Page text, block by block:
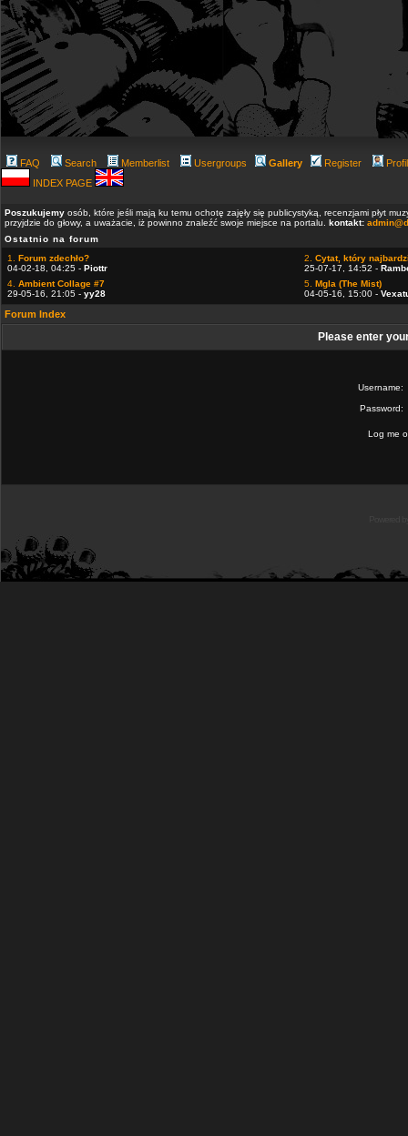
FAQ Search Memberlist Usergroups Gallery Register
INDEX PAGE
Poszukujemy osób, które jeśli mają ku temu ochotę zajęły się publicystyką, recenzjami płyt
przyjdzie do głowy, a uważacie, iż powinno znaleźć swoje miejsce na portalu. kontakt:
Ostatnio na forum
1. Forum zdechło?
04-02-18, 04:25 - Piottr
2. Cytat, który
25-07-17, 14:52 -
4. Ambient Collage #7
29-05-16, 21:05 - yy28
5. Mgla (The Mist)
04-05-16, 15:00 -
Forum Index
Please enter
Username:
Password:
Log me